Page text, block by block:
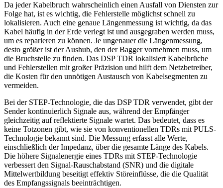
Da jeder Kabelbruch wahrscheinlich einen Ausfall von Diensten zur
Folge hat, ist es wichtig, die Fehlerstelle möglichst schnell zu
lokalisieren. Auch eine genaue Längenmessung ist wichtig, da das
Kabel häufig in der Erde verlegt ist und ausgegraben werden muss,
um es reparieren zu können. Je ungenauer die Längenmessung,
desto größer ist der Aushub, den der Bagger vornehmen muss, um
die Bruchstelle zu finden. Das DSP TDR lokalisiert Kabelbrüche
und Fehlerstellen mit großer Präzision und hilft dem Netzbetreiber,
die Kosten für den unnötigen Austausch von Kabelsegmenten zu
vermeiden.
Bei der STEP-Technologie, die das DSP TDR verwendet, gibt der
Sender kontinuierlich Signale aus, während der Empfänger
gleichzeitig auf reflektierte Signale wartet. Das bedeutet, dass es
keine Totzonen gibt, wie sie von konventionellen TDRs mit PULS-
Technologie bekannt sind. Die Messung erfasst alle Werte,
einschließlich der Impedanz, über die gesamte Länge des Kabels.
Die höhere Signalenergie eines TDRs mit STEP-Technologie
verbessert den Signal-Rauschabstand (SNR) und die digitale
Mittelwertbildung beseitigt effektiv Störeinflüsse, die die Qualität
des Empfangssignals beeinträchtigen.